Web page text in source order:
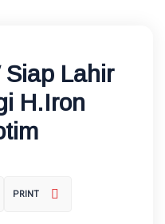
Siap Lahir
H.Iron
PRINT